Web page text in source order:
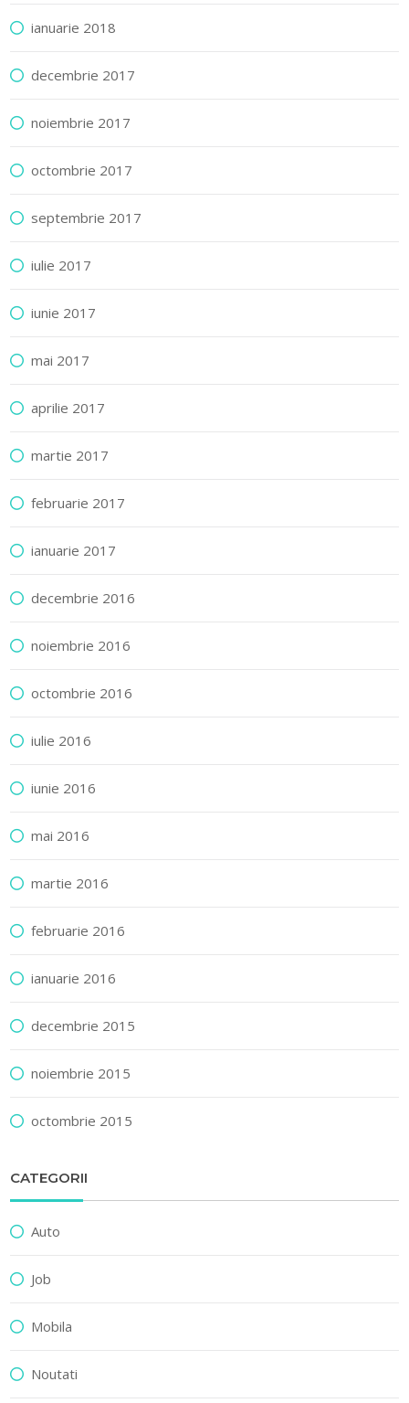
ianuarie 2018
decembrie 2017
noiembrie 2017
octombrie 2017
septembrie 2017
iulie 2017
iunie 2017
mai 2017
aprilie 2017
martie 2017
februarie 2017
ianuarie 2017
decembrie 2016
noiembrie 2016
octombrie 2016
iulie 2016
iunie 2016
mai 2016
martie 2016
februarie 2016
ianuarie 2016
decembrie 2015
noiembrie 2015
octombrie 2015
CATEGORII
Auto
Job
Mobila
Noutati